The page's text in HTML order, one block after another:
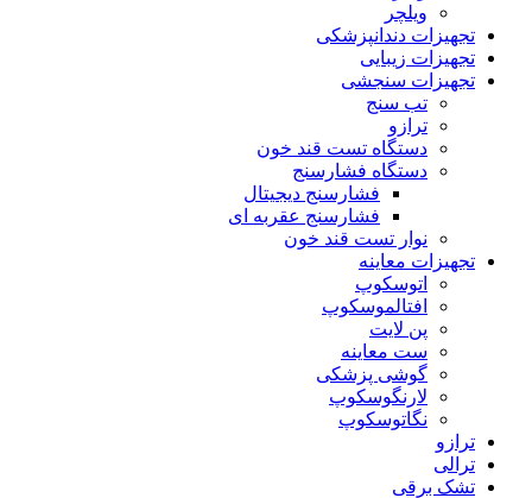
ویلچر
تجهیزات دندانپزشکی
تجهیزات زیبایی
تجهیزات سنجشی
تب سنج
ترازو
دستگاه تست قند خون
دستگاه فشارسنج
فشارسنج دیجیتال
فشارسنج عقربه ای
نوار تست قند خون
تجهیزات معاینه
اتوسکوپ
افتالموسکوپ
پن لایت
ست معاینه
گوشی پزشکی
لارنگوسکوپ
نگاتوسکوپ
ترازو
ترالی
تشک برقی